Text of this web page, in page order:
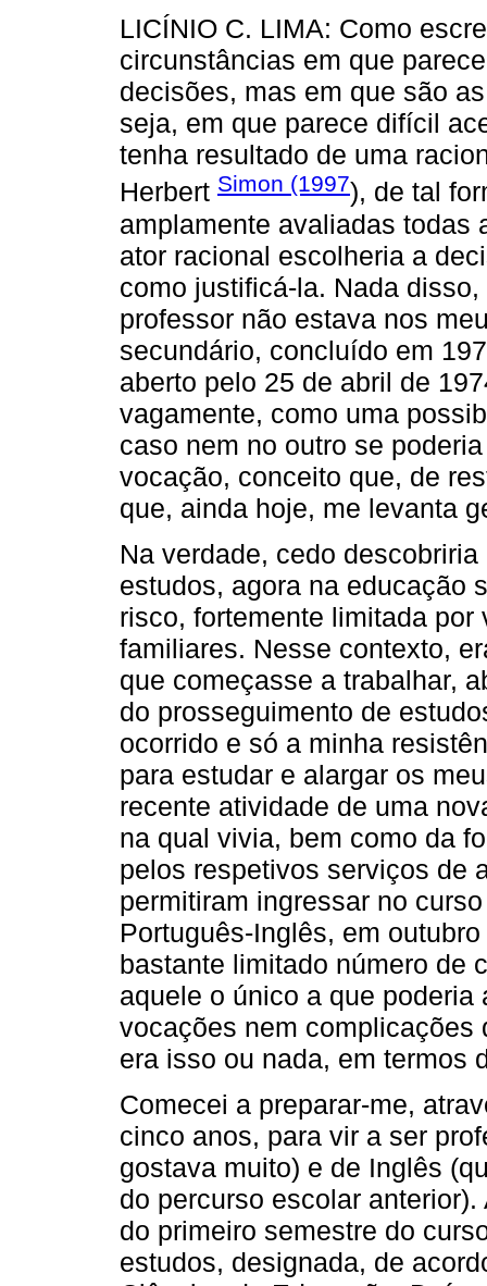
LICÍNIO C. LIMA: Como
circunstâncias em que
decisões, mas em que são
seja, em que parece difícil
tenha resultado de uma
Herbert Simon (1997), de tal
amplamente avaliadas todas
ator racional escolheria a
como justificá-la. Nada
professor não estava nos
secundário, concluído em
aberto pelo 25 de abril de
vagamente, como uma
caso nem no outro se
vocação, conceito que, de
que, ainda hoje, me levanta
Na verdade, cedo
estudos, agora na educação
risco, fortemente limitada
familiares. Nesse contexto,
que começasse a trabalhar,
do prosseguimento de
ocorrido e só a minha
para estudar e alargar os
recente atividade de uma
na qual vivia, bem como da
pelos respetivos serviços de
permitiram ingressar no
Português-Inglês, em
bastante limitado número de
aquele o único a que
vocações nem complicações
era isso ou nada, em termos
Comecei a preparar-me,
cinco anos, para vir a ser
gostava muito) e de Inglês
do percurso escolar
do primeiro semestre do
estudos, designada, de